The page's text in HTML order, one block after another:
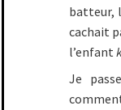
batteur,
cachait
l’enfant
Je